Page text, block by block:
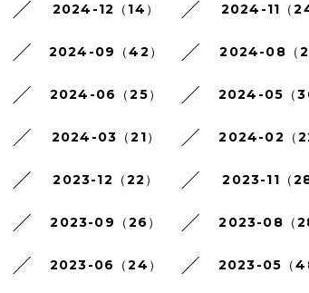
2024-12（14） 2024-11（24
2024-09（42） 2024-08（
2024-06（25） 2024-05（
2024-03（21） 2024-02（
2023-12（22） 2023-11（28
2023-09（26） 2023-08（
2023-06（24） 2023-05（